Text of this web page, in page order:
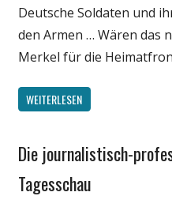
Deutsche Soldaten und
den Armen … Wären das
Merkel für die
WEITERLESEN
Gesellschaft
Medien
Die journalistisch-
Tagesschau